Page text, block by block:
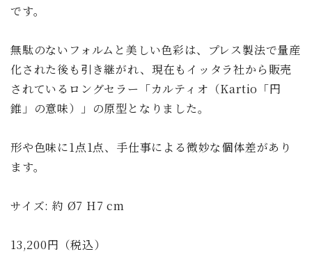
です。
無駄のないフォルムと美しい色彩は、プレス製法で量産
化された後も引き継がれ、現在もイッタラ社から販売
されているロングセラー「カルティオ（Kartio「円
錐」の意味）」の原型となりました。
形や色味に1点1点、手仕事による微妙な個体差があり
ます。
サイズ: 約 Ø7 H7 cm
13,200円（税込）